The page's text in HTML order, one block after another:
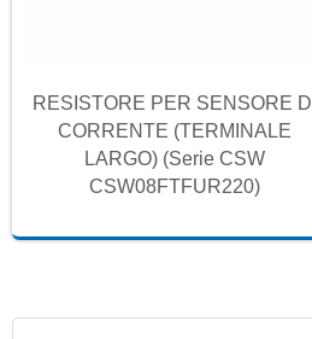
RESISTORE PER SENSORE DI
CORRENTE (TERMINALE
LARGO) (Serie CSW
CSW08FTFUR220)